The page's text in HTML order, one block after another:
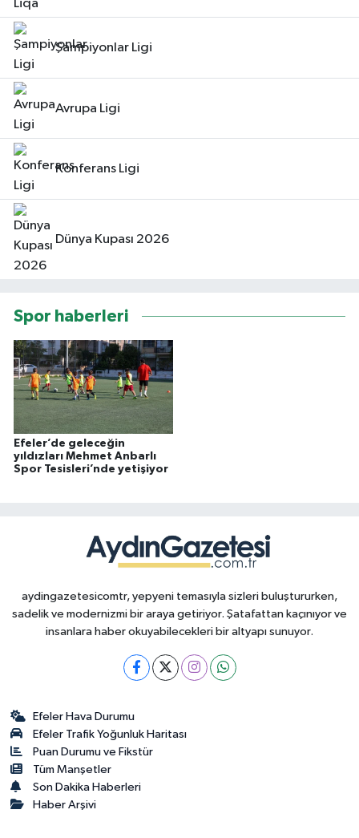
Şampiyonlar Ligi
Avrupa Ligi
Konferans Ligi
Dünya Kupası 2026
Spor haberleri
Efeler’de geleceğin
yıldızları Mehmet Anbarlı
Spor Tesisleri’nde yetişiyor
aydingazetesicomtr, yepyeni temasıyla sizleri buluştururken,
sadelik ve modernizmi bir araya getiriyor. Şatafattan kaçınıyor ve
insanlara haber okuyabilecekleri bir altyapı sunuyor.
Efeler Hava Durumu
Efeler Trafik Yoğunluk Haritası
Puan Durumu ve Fikstür
Tüm Manşetler
Son Dakika Haberleri
Haber Arşivi